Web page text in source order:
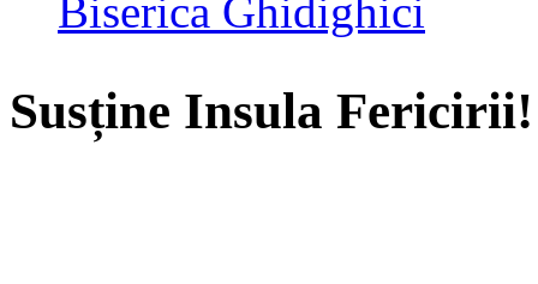
Biserica Ghidighici
Susține Insula Fericirii!